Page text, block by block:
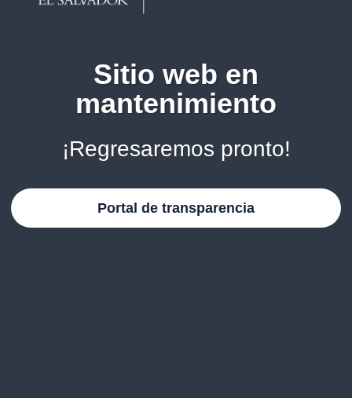
Sitio web en
mantenimiento
¡Regresaremos pronto!
Portal de transparencia